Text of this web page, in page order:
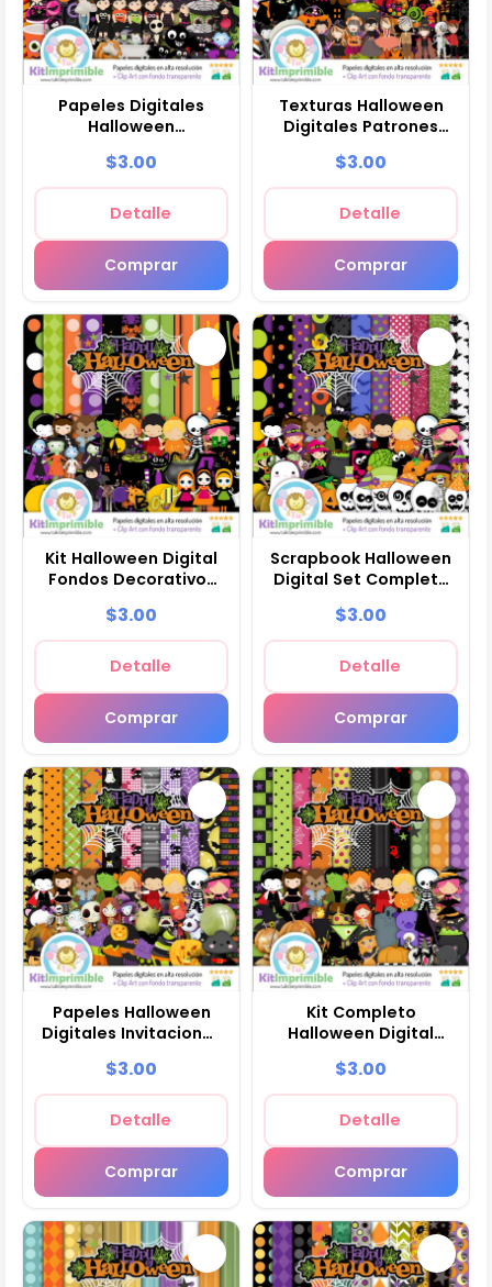
Papeles Digitales
Halloween
M1
$3.00
Detalle
Comprar
Texturas Halloween
Digitales Patrones
$3.00
Detalle
Comprar
Kit Halloween Digital
Fondos Decorativos
$3.00
Detalle
Comprar
Scrapbook Halloween
Digital Set Completo
$3.00
Detalle
Comprar
Papeles Halloween
Digitales Invitaciones
$3.00
Detalle
Comprar
Kit Completo
Halloween Digital
M6
$3.00
Detalle
Comprar